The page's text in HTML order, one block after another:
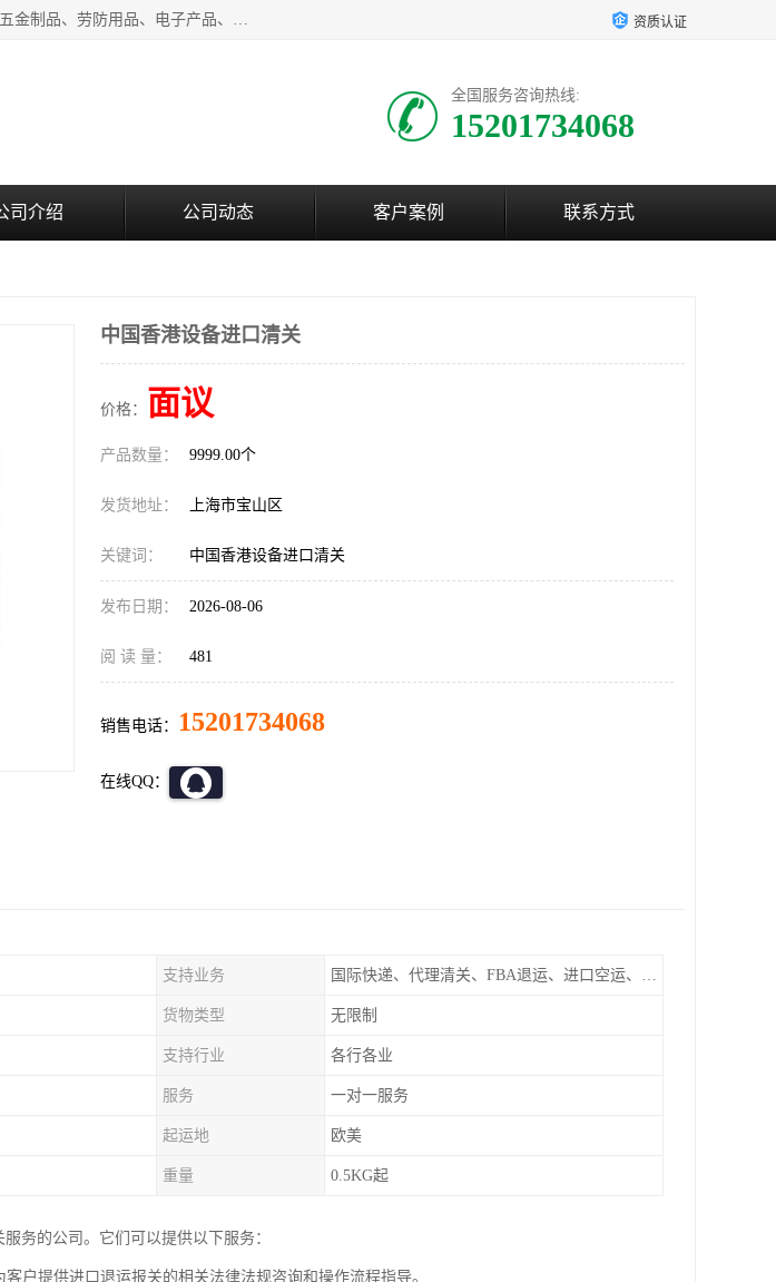
上海青禾贸易有限公司成立于2020年，注册地位于上海市宝山区。经营范围包括：机械设备、五金制品、劳防用品、电子产品、塑胶制品、家具、模具、纺织品、仪器仪表、建筑材料、装饰材料、化工产品、金属制品、机车配件等货物进出口报关、清关服务。 资质认证
全国服务咨询热线:
15201734068
司介绍 公司动态 客户案例 联系方式
中国香港设备进口清关
价格： 面议
产品数量： 9999.00个
发货地址： 上海市宝山区
关键词： 中国香港设备进口清关
发布日期： 2026-08-06
阅 读 量： 481
销售电话： 15201734068
在线QQ：
支持业务 国际快递、代理清关、FBA退运、进口空运、进口海运
货物类型 无限制
支持行业 各行各业
服务 一对一服务
起运地 欧美
重量 0.5KG起
务的公司。它们可以提供以下服务：
户提供进口退运报关的相关法律法规咨询和操作流程指导。